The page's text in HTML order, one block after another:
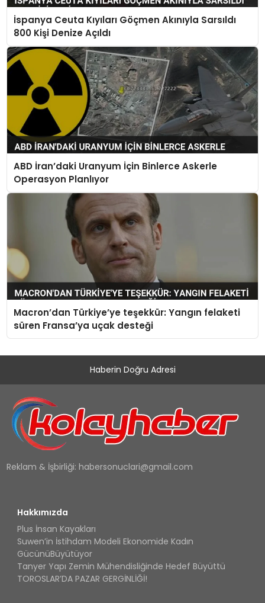
İspanya Ceuta Kıyıları Göçmen Akınıyla Sarsıldı
800 Kişi Denize Açıldı
ABD İran’daki Uranyum İçin Binlerce Askerle
Operasyon Planlıyor
Macron’dan Türkiye’ye teşekkür: Yangın felaketi
süren Fransa’ya uçak desteği
Haberin Doğru Adresi
Reklam & İşbirliği: habersonuclari@gmail.com
Hakkımızda
Plus İnsan Kayakları
Suwen’in İstihdam Modeli Ekonomide Kadın
GücünüBüyütüyor
Tanyer Yapı Zemin Mühendisliğinde Hedef Büyüttü
TOROSLAR’DA PAZAR GERGİNLİĞİ!